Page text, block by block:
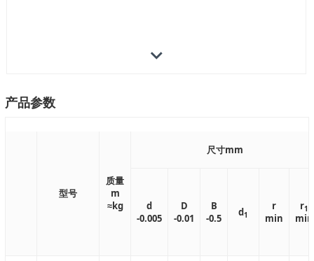
产品参数
型号
质量
m
≈kg
尺寸mm
d
-0.005
D
-0.01
B
-0.5
d1
r
min
r1
min